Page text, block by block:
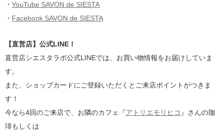
・ YouTube SAVON de SIESTA
・ Facebook SAVON de SIESTA
【直営店】公式LINE！
直営店シエスタラボ公式LINEでは、お買い物情報をお届けしていま
す。
また、ショップカードにご登録いただくとご来店ポイントがつきま
す！
今なら4回のご来店で、お隣のカフェ『アトリエモリヒコ 』さんの珈
琲もしくは